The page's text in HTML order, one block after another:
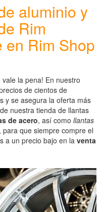
aluminio y
Rim
en Rim Shop
la pena! En nuestro
de cientos de
y se asegura la oferta más
nuestra tienda de llantas
de acero, así como llantas
para que siempre compre el
a un precio bajo en la venta